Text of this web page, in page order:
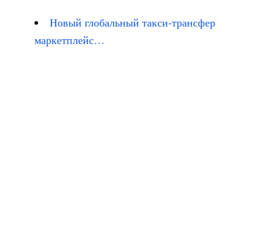
Новый глобальный такси-трансфер
маркетплейс…